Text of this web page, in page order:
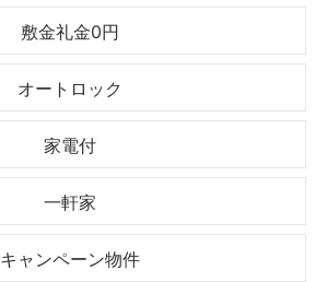
敷金礼金0円
オートロック
家電付
一軒家
キャンペーン物件